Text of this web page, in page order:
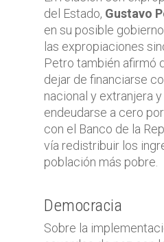
del Estado, Gustavo
en su posible
las expropiaciones
Petro también afirmó
dejar de financiarse
nacional y extranjera y
endeudarse a cero
con el Banco de la
vía redistribuir los
población más pobre.
Democracia
Sobre la